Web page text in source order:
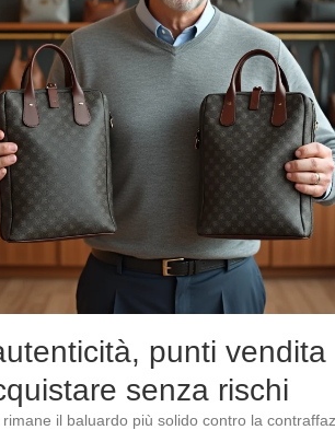
punti vendita
senza rischi
rimane il baluardo più solido contro la